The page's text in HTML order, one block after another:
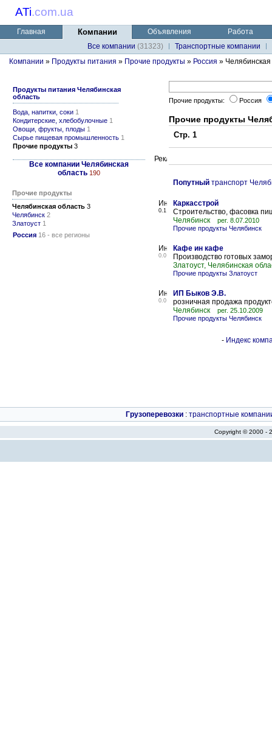
ATi.com.ua
Главная Компании Объявления
Работа
Все компании (31323)
Транспортные компании
Компании » Продукты питания » Прочие продукты » Россия » Челябинская
Продукты питания Челябинская
область
Вода, напитки, соки 1
Кондитерские, хлебобулочные 1
Овощи, фрукты, плоды 1
Сырье пищевая промышленность 1
Прочие продукты 3
Все компании Челябинская
область 190
Прочие продукты
Челябинская область 3
Челябинск 2
Златоуст 1
Россия 16 - все регионы
Прочие продукты: Россия
Прочие продукты
Стр. 1
Попутный транспорт
0.1
Каркасстрой
Строительство, фасовка
Челябинск
рег. 8.07.2010
Прочие продукты Челябинск
0.0
Кафе ин кафе
Производство готовых
Златоуст, Челябинская
Прочие продукты Златоуст
0.0
ИП Быков Э.В.
розничная продажа
Челябинск
рег. 25.10.2009
Прочие продукты Челябинск
- Индекс
Грузоперевозки : транспортные
Copyright © 2000 -